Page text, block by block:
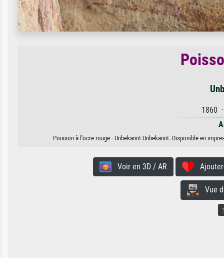
1860
Poisson à l'ocre rouge · Unbekannt Unbekannt. Disponible en
Voir en 3D / AR
Vue